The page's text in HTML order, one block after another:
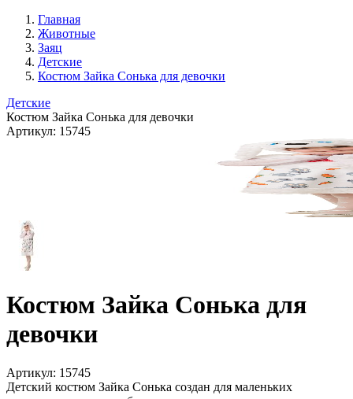
Главная
Животные
Заяц
Детские
Костюм Зайка Сонька для девочки
Детские
Костюм Зайка Сонька для девочки
Артикул: 15745
Костюм Зайка Сонька для
девочки
Артикул: 15745
Детский костюм Зайка Сонька создан для маленьких